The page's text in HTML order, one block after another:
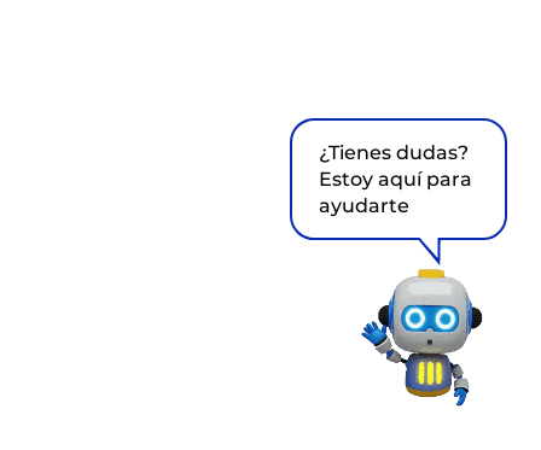
¿Tienes dudas?
Estoy aquí para
ayudarte